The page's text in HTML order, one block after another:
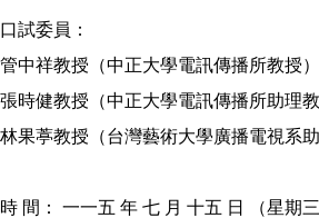
口試委員：
管中祥教授（中正大學電訊傳播所教授）
張時健教授（中正大學電訊傳播所助理教
林果葶教授（台灣藝術大學廣播電視系助
時 間： 一一五 年 七 月 十五 日 （星期